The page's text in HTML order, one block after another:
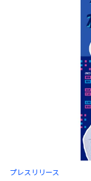
プレスリリース